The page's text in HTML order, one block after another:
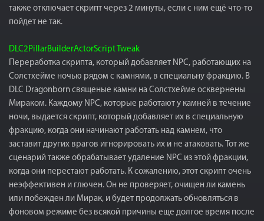
также отключает скрипт через 2 минуты, если с ним ещё что-то
пойдет не так.
DLC2PillarBuilderActorScript Tweak
Переработка скрипта, который добавляет NPC, работающих на
Солстхейме ночью рядом с камнями, в специальну фракцию. В
DLC Dragonborn священые камни на Солстхейме осквернены
Мираком. Каждому NPC, которые работают у камней в течение
ночи, выдается скрипт, который добавляет их в специальную
фракцию, когда они начинают работать над камнем, что
заставит других врагов игнорировать их и не атаковать. Тот же
сценарий также обрабатывает удаление NPC из этой фракции,
когда они перестают работать. К сожалению, этот скрипт очень
неэффективен и глючен. Он не проверяет, очищен ли камень
или побежден ли Мирак, и будет продолжать обновляться в
фоновом режиме без всякой причины еще долгое время после